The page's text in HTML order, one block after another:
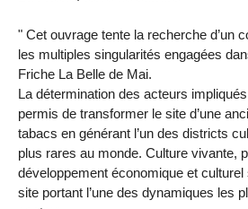
" Cet ouvrage tente la recherche d’un
les multiples singularités engagées
Friche La Belle de Mai.
La détermination des acteurs
permis de transformer le site d’une
tabacs en générant l’un des districts
plus rares au monde. Culture vivante,
développement économique et
site portant l’une des dynamiques les